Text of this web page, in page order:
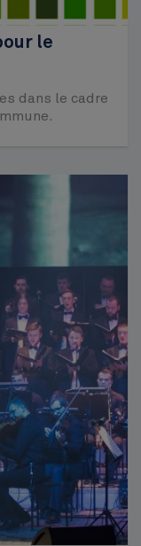
le
dans le cadre